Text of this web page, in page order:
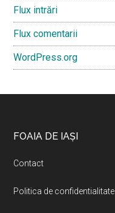
Flux intrări
Flux comentarii
WordPress.org
Footer
FOAIA DE IAȘI
Contact
Politica de confidentialitate